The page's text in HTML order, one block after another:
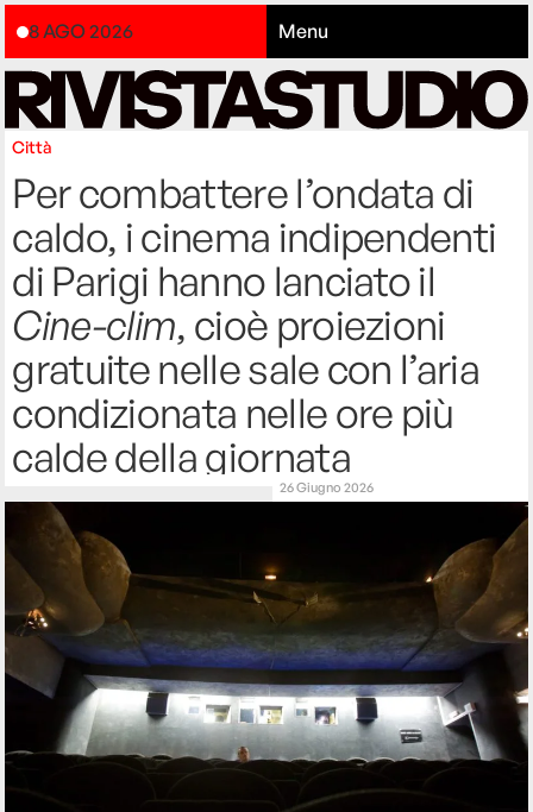
8 AGO 2026 Menu
Città
Per combattere l’ondata di
caldo, i cinema indipendenti
di Parigi hanno lanciato il
Cine-clim, cioè proiezioni
gratuite nelle sale con l’aria
condizionata nelle ore più
calde della giornata
26 Giugno 2026